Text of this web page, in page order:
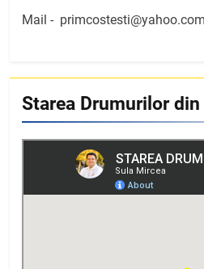
Mail - primcostesti@yahoo.com
Starea Drumurilor